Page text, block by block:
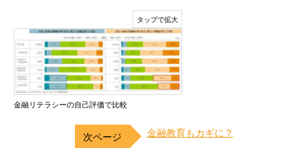
金融リテラシーの自己評価で比較
金融教育もカギに？